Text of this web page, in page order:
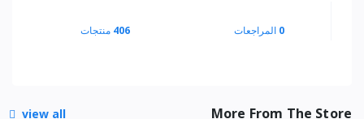
0 المراجعات 406 منتجات
More From The Store
view all